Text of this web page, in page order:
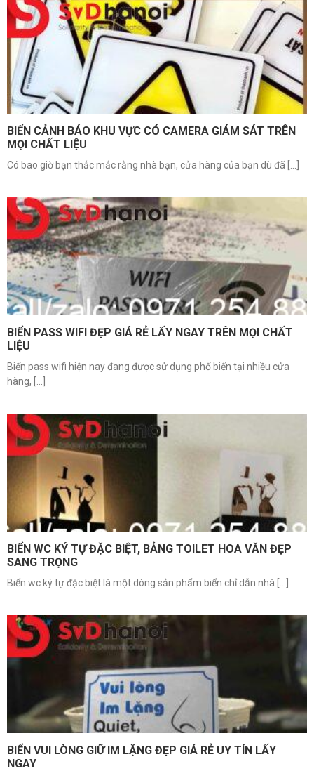
BIỂN CẢNH BÁO KHU VỰC CÓ CAMERA GIÁM SÁT TRÊN
MỌI CHẤT LIỆU
Có bao giờ bạn thắc mắc rằng nhà bạn, cửa hàng của bạn dù đã [...]
BIỂN PASS WIFI ĐẸP GIÁ RẺ LẤY NGAY TRÊN MỌI CHẤT
LIỆU
Biển pass wifi hiện nay đang được sử dụng phổ biến tại nhiều cửa
hàng, [...]
BIỂN WC KÝ TỰ ĐẶC BIỆT, BẢNG TOILET HOA VĂN ĐẸP
SANG TRỌNG
Biển wc ký tự đặc biệt là một dòng sản phẩm biển chỉ dẫn nhà [...]
BIỂN VUI LÒNG GIỮ IM LẶNG ĐẸP GIÁ RẺ UY TÍN LẤY
NGAY